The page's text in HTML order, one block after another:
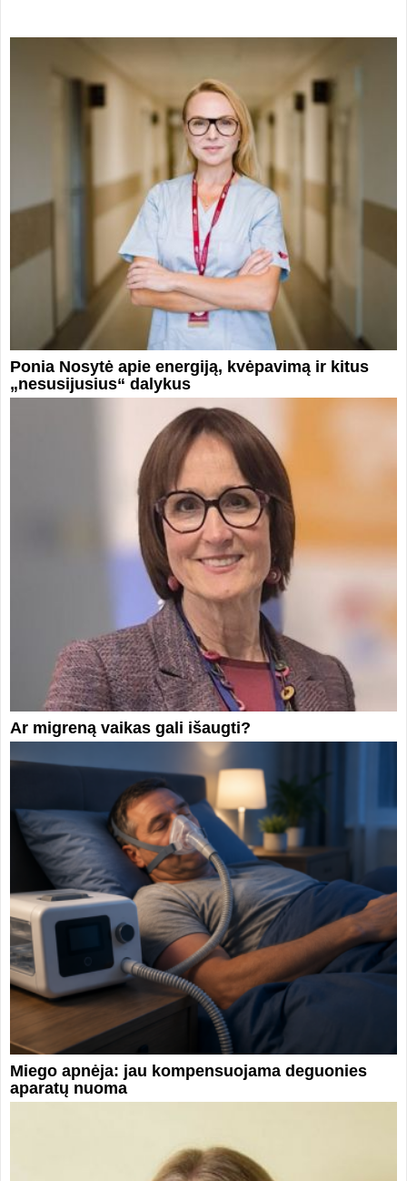
Ponia Nosytė apie energiją, kvėpavimą ir kitus
„nesusijusius“ dalykus
Ar migreną vaikas gali išaugti?
Miego apnėja: jau kompensuojama deguonies
aparatų nuoma